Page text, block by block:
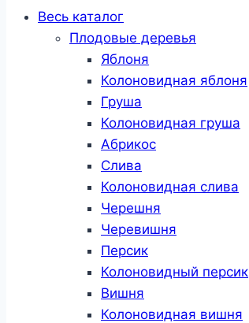
Весь каталог
Плодовые деревья
Яблоня
Колоновидная яблоня
Груша
Колоновидная груша
Абрикос
Слива
Колоновидная слива
Черешня
Черевишня
Персик
Колоновидный персик
Вишня
Колоновидная вишня